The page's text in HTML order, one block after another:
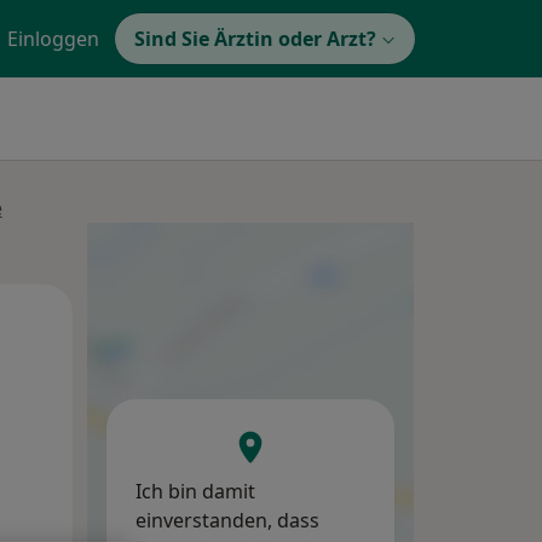
Einloggen Sind Sie Ärztin oder Arzt?
Ich bin damit
einverstanden, dass